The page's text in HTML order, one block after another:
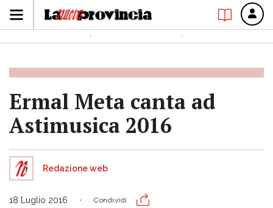
Ermal Meta canta ad
Astimusica 2016
Redazione web
18 Luglio 2016 Condividi